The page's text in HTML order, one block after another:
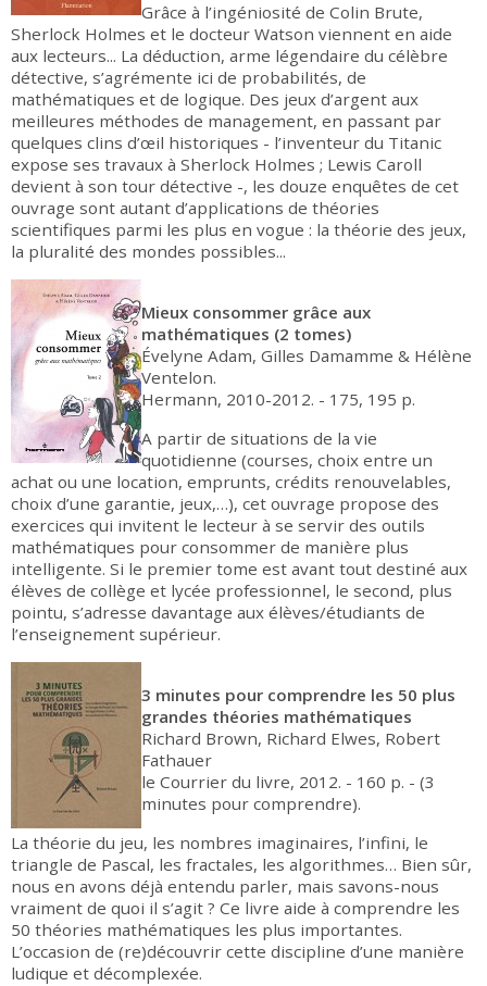
Grâce à l’ingéniosité de Colin Brute,
Sherlock Holmes et le docteur Watson viennent en aide
aux lecteurs... La déduction, arme légendaire du célèbre
détective, s’agrémente ici de probabilités, de
mathématiques et de logique. Des jeux d’argent aux
meilleures méthodes de management, en passant par
quelques clins d’œil historiques - l’inventeur du Titanic
expose ses travaux à Sherlock Holmes ; Lewis Caroll
devient à son tour détective -, les douze enquêtes de cet
ouvrage sont autant d’applications de théories
scientifiques parmi les plus en vogue : la théorie des jeux,
la pluralité des mondes possibles...
Mieux consommer grâce aux
mathématiques (2 tomes)
Évelyne Adam, Gilles Damamme & Hélène
Ventelon.
Hermann, 2010-2012. - 175, 195 p.
A partir de situations de la vie
quotidienne (courses, choix entre un
achat ou une location, emprunts, crédits renouvelables,
choix d’une garantie, jeux,…), cet ouvrage propose des
exercices qui invitent le lecteur à se servir des outils
mathématiques pour consommer de manière plus
intelligente. Si le premier tome est avant tout destiné aux
élèves de collège et lycée professionnel, le second, plus
pointu, s’adresse davantage aux élèves/étudiants de
l’enseignement supérieur.
3 minutes pour comprendre les 50 plus
grandes théories mathématiques
Richard Brown, Richard Elwes, Robert
Fathauer
le Courrier du livre, 2012. - 160 p. - (3
minutes pour comprendre).
La théorie du jeu, les nombres imaginaires, l’infini, le
triangle de Pascal, les fractales, les algorithmes… Bien sûr,
nous en avons déjà entendu parler, mais savons-nous
vraiment de quoi il s’agit ? Ce livre aide à comprendre les
50 théories mathématiques les plus importantes.
L’occasion de (re)découvrir cette discipline d’une manière
ludique et décomplexée.